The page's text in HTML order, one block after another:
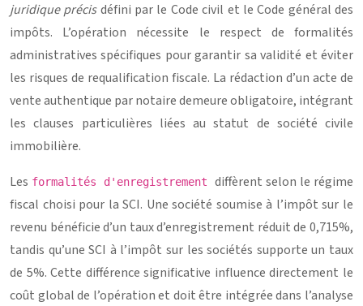
juridique précisdéfini par le Code civil et le Code général des
impôts. L’opération nécessite le respect de formalités
administratives spécifiques pour garantir sa validité et éviter
les risques de requalification fiscale. La rédaction d’un acte de
vente authentique par notaire demeure obligatoire, intégrant
les clauses particulières liées au statut de société civile
immobilière.
Les formalités d'enregistrement diffèrent selon le régime
fiscal choisi pour la SCI. Une société soumise à l’impôt sur le
revenu bénéficie d’un taux d’enregistrement réduit de 0,715%,
tandis qu’une SCI à l’impôt sur les sociétés supporte un taux
de 5%. Cette différence significative influence directement le
coût global de l’opération et doit être intégrée dans l’analyse